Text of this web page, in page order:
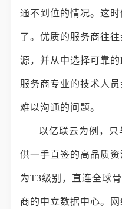
通不到位的情况。这
了。优质的服务商往
源，并从中选择可靠
服务商专业的技术人
难以沟通的问题。
以亿联云为例，
供一手直签的高品质
为T3级别，直连全球
商的中立数据中心。